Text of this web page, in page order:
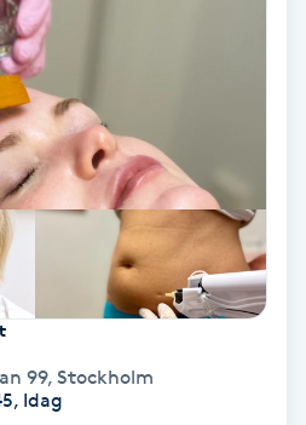
99, Stockholm
Idag